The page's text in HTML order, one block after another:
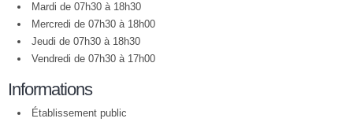
Mardi de 07h30 à 18h30
Mercredi de 07h30 à 18h00
Jeudi de 07h30 à 18h30
Vendredi de 07h30 à 17h00
Informations
Établissement public